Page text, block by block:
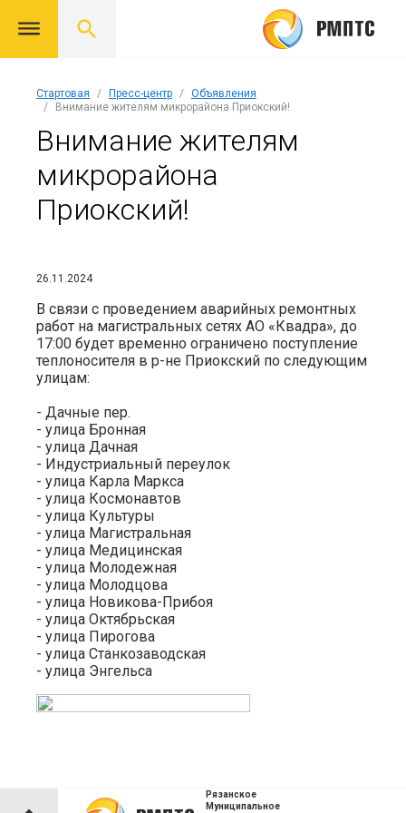
Стартовая Пресс-центр
Объявления
Внимание жителям микрорайона Приокский!
Внимание жителям
микрорайона
Приокский!
26.11.2024
В связи с проведением аварийных ремонтных
работ на магистральных сетях АО «Квадра», до
17:00 будет временно ограничено поступление
теплоносителя в р-не Приокский по следующим
улицам:
- Дачные пер.
- улица Бронная
- улица Дачная
- Индустриальный переулок
- улица Карла Маркса
- улица Космонавтов
- улица Культуры
- улица Магистральная
- улица Медицинская
- улица Молодежная
- улица Молодцова
- улица Новикова-Прибоя
- улица Октябрьская
- улица Пирогова
- улица Станкозаводская
- улица Энгельса
Рязанское
Муниципальное